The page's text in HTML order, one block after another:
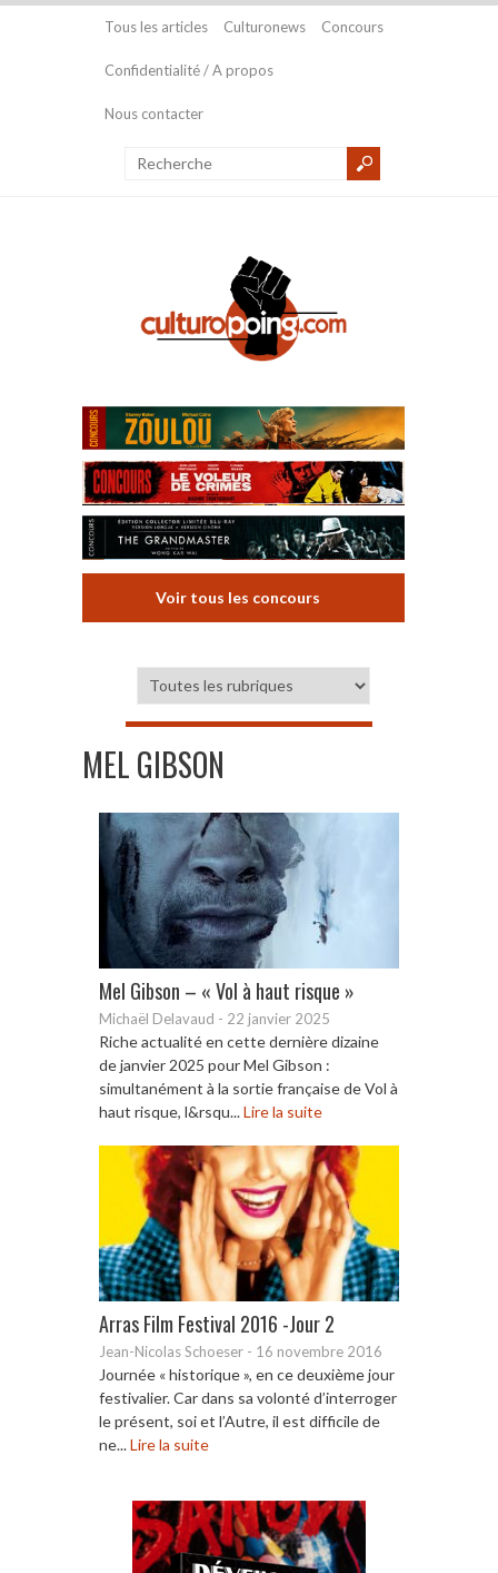
Tous les articles Culturonews Concours
Confidentialité / A propos
Nous contacter
Voir tous les concours
MEL GIBSON
Mel Gibson – « Vol à haut risque »
Michaël Delavaud - 22 janvier 2025
Riche actualité en cette dernière dizaine
de janvier 2025 pour Mel Gibson :
simultanément à la sortie française de Vol à
haut risque, l&rsqu...Lire la suite
Arras Film Festival 2016 -Jour 2
Jean-Nicolas Schoeser - 16 novembre 2016
Journée « historique », en ce deuxième jour
festivalier. Car dans sa volonté d’interroger
le présent, soi et l’Autre, il est difficile de
ne...Lire la suite